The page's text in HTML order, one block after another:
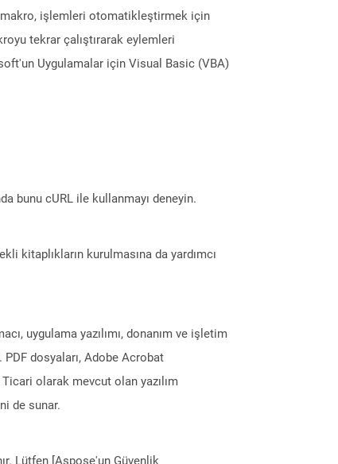
makro, işlemleri otomatikleştirmek için
tekrar çalıştırarak eylemleri
Uygulamalar için Visual Basic (VBA)
bunu cURL ile kullanmayı deneyin.
kitaplıkların kurulmasına da yardımcı
uygulama yazılımı, donanım ve işletim
dosyaları, Adobe Acrobat
olarak mevcut olan yazılım
de sunar.
Lütfen [Aspose'un Güvenlik